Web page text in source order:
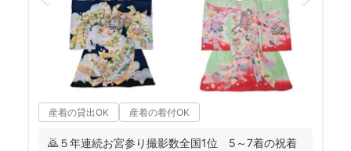
産着の貸出OK 産着の着付OK
🙇５年連続お宮参り撮影数全国1位 5～7着の祝着